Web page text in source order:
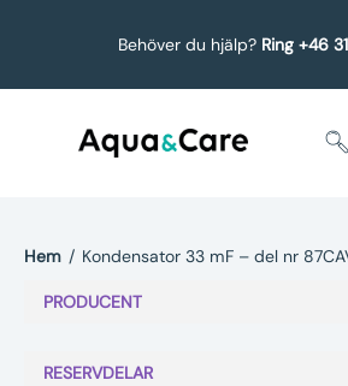
Behöver du hjälp? Ring +46
Hem / Kondensator 33 mF – del nr
PRODUCENT
RESERVDELAR